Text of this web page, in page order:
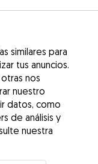
similares para
tus anuncios.
nos
nuestro
datos, como
de análisis y
nuestra